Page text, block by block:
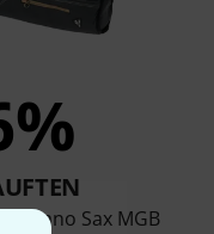
Soprano Sax MGB